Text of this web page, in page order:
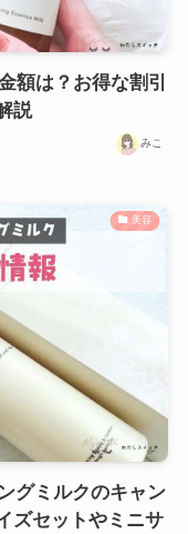
額は？お得な割引
説
みこ
美容
グミルクのキャン
ズセットやミニサ